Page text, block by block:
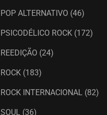
POP ALTERNATIVO (46)
PSICODÉLICO ROCK (172)
REEDIÇÃO (24)
ROCK (183)
ROCK INTERNACIONAL (82)
SOUL (36)